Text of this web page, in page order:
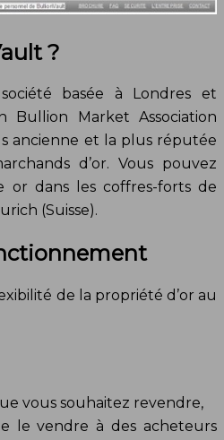
?
basée à Londres et
Bullion Market Association
ancienne et la plus réputée
d’or. Vous pouvez
or dans les coffres-forts de
(Suisse).
de la propriété d’or au
vous souhaitez revendre,
le vendre à des acheteurs